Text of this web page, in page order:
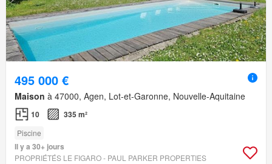
495 000 €
Maison à 47000, Agen, Lot-et-Garonne, Nouvelle-Aquitaine
10 335 m²
Piscine
Il y a 30+ jours
PROPRIÉTÉS LE FIGARO - PAUL PARKER PROPERTIES